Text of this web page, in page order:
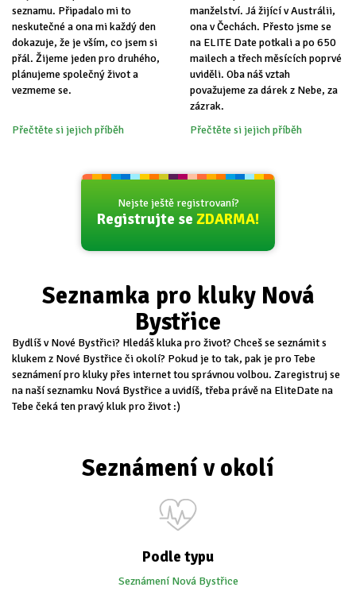
seznamu. Připadalo mi to
neskutečné a ona mi každý den
dokazuje, že je vším, co jsem si
přál. Žijeme jeden pro druhého,
plánujeme společný život a
vezmeme se.
Přečtěte si jejich příběh
manželství. Já žijící v Austrálii,
ona v Čechách. Přesto jsme se
na ELITE Date potkali a po 650
mailech a třech měsících poprvé
uviděli. Oba náš vztah
považujeme za dárek z Nebe, za
zázrak.
Přečtěte si jejich příběh
Nejste ještě registrovaní?
Registrujte se ZDARMA!
Seznamka pro kluky Nová
Bystřice
Bydlíš v Nové Bystřici? Hledáš kluka pro život? Chceš se seznámit s
klukem z Nové Bystřice či okolí? Pokud je to tak, pak je pro Tebe
seznámení pro kluky přes internet tou správnou volbou. Zaregistruj se
na naší seznamku Nová Bystřice a uvidíš, třeba právě na EliteDate na
Tebe čeká ten pravý kluk pro život :)
Seznámení v okolí
Podle typu
Seznámení Nová Bystřice